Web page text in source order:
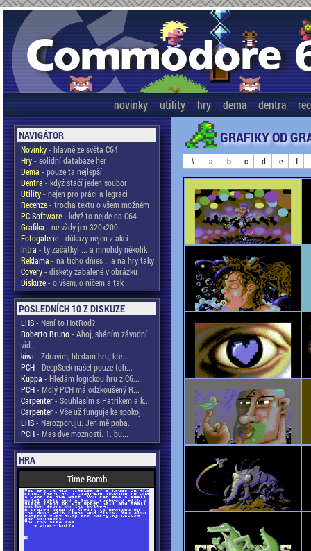
novinky utility hry dema dentra
NAVIGÁTOR
Novinky- hlavně ze světa C64
Hry- solidní databáze her
Dema - pouze ta nejlepší
Dentra - když stačí jeden soubor
Utility- nejen pro práci a legraci
Recenze- trocha textu o všem možném
PC Software- když to nejde na C64
Grafika - ne vždy jen 320x200
Fotogalerie- důkazy nejen z akcí
Intra - ty začátky! ... a mnohdy několik
Reklama - na ticho dňies .. a na hry taky
Covery- diskety zabalené v obrázku
Diskuze- o všem, o ničem a tak
POSLEDNÍCH 10 Z DISKUZE
LHS- Není to HotRod?
Roberto Bruno- Ahoj, sháním závodní
vid...
kiwi - Zdravim, hledam hru, kte...
PCH- DeepSeek našel pouze toh...
Kuppa - Hledám logickou hru z C6...
PCH- Mdlý PCH má odzkoušený R...
Carpenter- Souhlasím s Patrikem a k...
Carpenter- Vše už funguje ke spokoj...
LHS- Nerozporuju. Jen mě poba...
PCH- Mas dve moznosti. 1. bu...
HRA
Time Bomb
GRAFIKY OD
# a b c d e f